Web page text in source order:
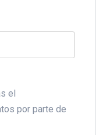
el
por parte de